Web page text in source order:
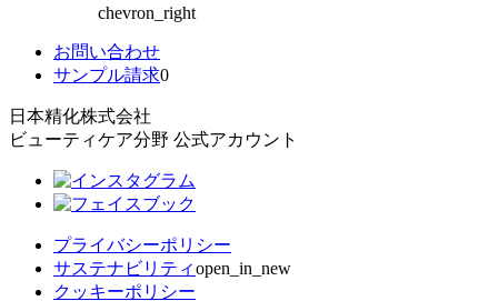
chevron_right
お問い合わせ
サンプル請求0
日本精化株式会社
ビューティケア分野 公式アカウント
プライバシーポリシー
サステナビリティopen_in_new
クッキーポリシー